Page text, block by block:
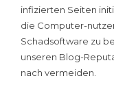
infizierten Seiten
die Computer-
Schadsoftware zu
unseren Blog-
nach vermeiden.